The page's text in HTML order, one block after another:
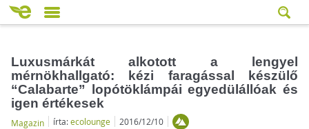
Luxusmárkát alkotott a lengyel
mérnökhallgató: kézi faragással készülő
“Calabarte” lopótöklámpái egyedülállóak és
igen értékesek
Magazin írta:ecolounge 2016/12/10